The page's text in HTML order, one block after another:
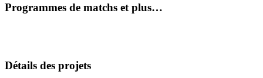
Programmes de matchs et plus…
Détails des projets